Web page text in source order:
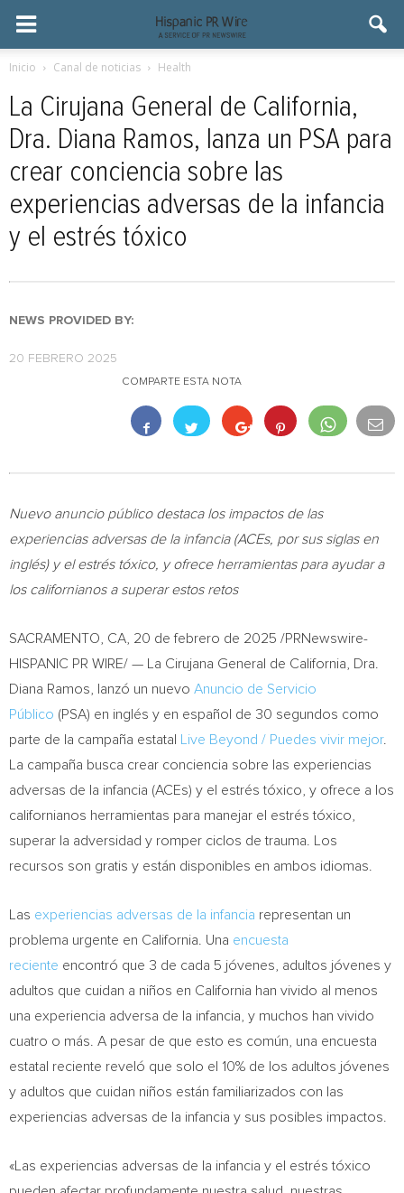
Inicio Canal de noticias Health
La Cirujana General de California,
Dra. Diana Ramos, lanza un PSA para
crear conciencia sobre las
experiencias adversas de la infancia
y el estrés tóxico
NEWS PROVIDED BY:
20 FEBRERO 2025
COMPARTE ESTA NOTA
Nuevoanuncio público destaca los impactos de las
experiencias adversas de la infancia (ACEs, por sus siglas en
inglés) y el estrés tóxico, y ofrece herramientas para ayudar a
los californianos a superar estos retos
SACRAMENTO, CA 20 de febrero de 2025 /PRNewswire-
HISPANIC PR WIRE/ — La Cirujana General de California , Dra.
Diana Ramos , lanzó un nuevo Anuncio de Servicio
Público (PSA) en inglés y en español de 30 segundos como
parte de la campaña estatal
Live Beyond / Puedes vivir mejor.
La campaña busca crear conciencia sobre las experiencias
adversas de la infancia (ACEs) y el estrés tóxico, y ofrece a los
californianos herramientas para manejar el estrés tóxico,
superar la adversidad y romper ciclos de trauma. Los
recursos son gratis y están disponibles en ambos idiomas.
Las experiencias adversas de la infancia representan un
problema urgente en California . Una encuesta
reciente encontró que 3 de cada 5 jóvenes, adultos jóvenes y
adultos que cuidan a niños en California han vivido al menos
una experiencia adversa de la infancia, y muchos han vivido
cuatro o más. A pesar de que esto es común, una encuesta
estatal reciente reveló que solo el 10% de los adultos jóvenes
y adultos que cuidan niños están familiarizados con las
experiencias adversas de la infancia y sus posibles impactos.
«Las experiencias adversas de la infancia y el estrés tóxico